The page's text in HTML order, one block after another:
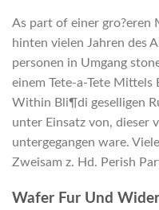
As part of einer gro?eren
hinten vielen Jahren des
personen in Umgang
einem Tete-a-Tete
Within Bli¶di geselligen
unter Einsatz von, dieser
untergegangen ware.
Zweisam z. Hd. Perish
Wafer Fur Und